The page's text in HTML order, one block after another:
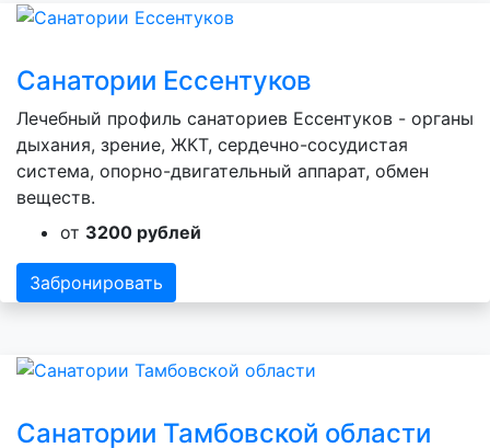
Санатории Ессентуков
Лечебный профиль санаториев Ессентуков - органы
дыхания, зрение, ЖКТ, сердечно-сосудистая
система, опорно-двигательный аппарат, обмен
веществ.
от 3200 рублей
Забронировать
Санатории Тамбовской области